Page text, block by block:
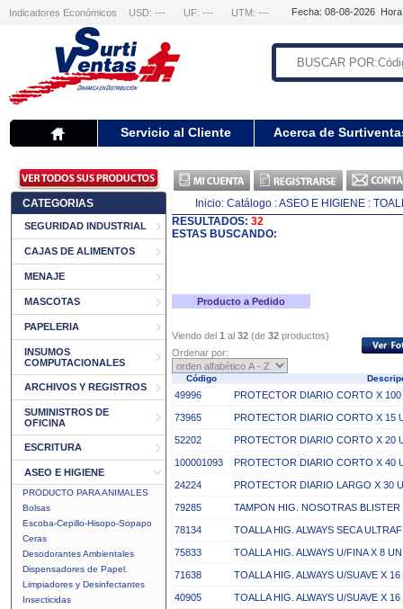
Indicadores Económicos USD: --- UF: --- UTM: --- Fecha: 08-08-2026
Servicio al Cliente Acerca de
CATEGORIAS
SEGURIDAD INDUSTRIAL
CAJAS DE ALIMENTOS
MENAJE
MASCOTAS
PAPELERIA
INSUMOS
COMPUTACIONALES
ARCHIVOS Y REGISTROS
SUMINISTROS DE
OFICINA
ESCRITURA
ASEO E HIGIENE
PRODUCTO PARA ANIMALES
Bolsas
Escoba-Cepillo-Hisopo-Sopapo
Ceras
Desodorantes Ambientales
Dispensadores de Papel.
Limpiadores y Desinfectantes
Insecticidas
Inicio: Catálogo : ASEO E HIGIENE :
RESULTADOS: 32
ESTAS BUSCANDO:
Producto a Pedido
Viendo del 1 al 32 (de 32 productos)
Ordenar por:
Código
49996 PROTECTOR DIARIO CORTO X
73965 PROTECTOR DIARIO CORTO X 15
52202 PROTECTOR DIARIO CORTO X 20
100001093 PROTECTOR DIARIO CORTO X 40
24224 PROTECTOR DIARIO LARGO X 30
79285 TAMPON HIG. NOSOTRAS BLISTER
78134 TOALLA HIG. ALWAYS SECA
75833 TOALLA HIG. ALWAYS U/FINA X 8
71638 TOALLA HIG. ALWAYS U/SUAVE X
40905 TOALLA HIG. ALWAYS U/SUAVE X